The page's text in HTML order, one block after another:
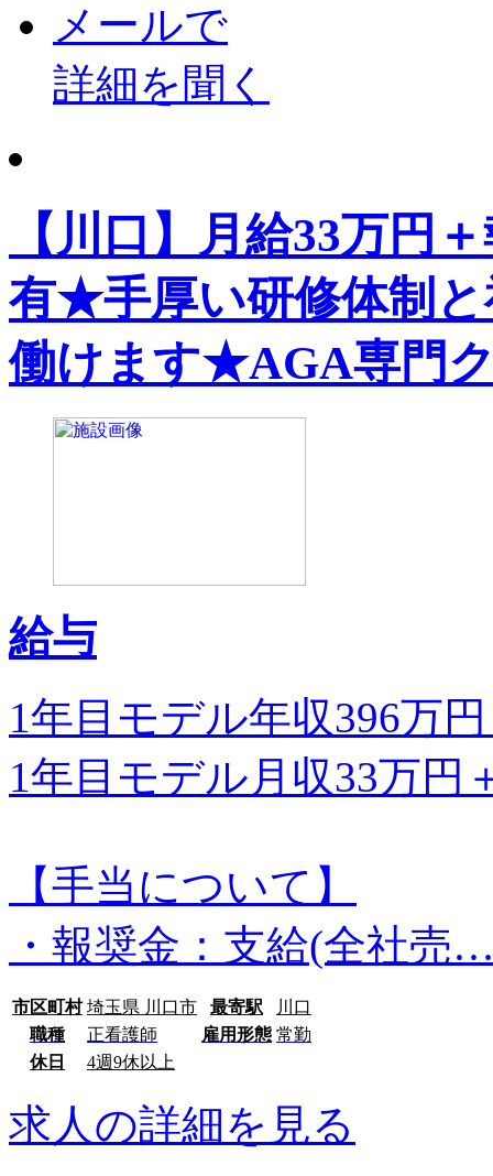
メールで
詳細を聞く
【川口】月給33万円
有★手厚い研修体制
働けます★AGA専門
給与
1年目モデル年収396万
1年目モデル月収33万円
【手当について】
・報奨金：支給(全社売
市区町村 埼玉県 川口市 最寄駅
川口
職種
正看護師 雇用形態 常勤
休日
4週9休以上
求人の詳細を見る